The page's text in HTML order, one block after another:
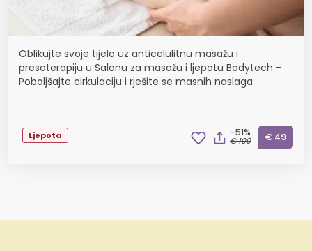
Oblikujte svoje tijelo uz anticelulitnu masažu i
presoterapiju u Salonu za masažu i ljepotu Bodytech -
Poboljšajte cirkulaciju i rješite se masnih naslaga
Ljepota -51%
€ 100 € 49